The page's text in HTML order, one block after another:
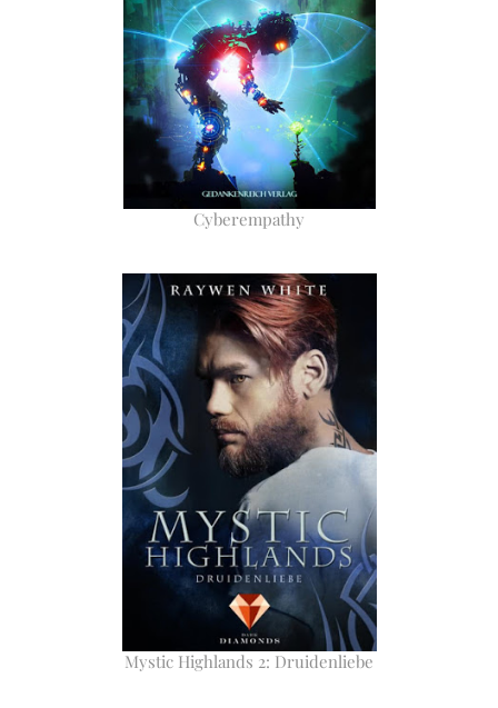
Cyberempathy
Mystic Highlands 2: Druidenliebe